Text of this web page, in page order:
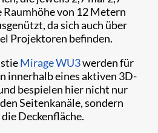
von 12 Metern
da sich auch über
Projektoren befinden.
Mirage WU3werden für
innerhalb eines aktiven 3D-
bespielen hier nicht nur
Seitenkanäle, sondern
Deckenfläche.